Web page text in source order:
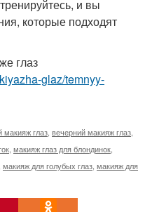
и вы
которые подходят
глаз
glaz/temnyy-
макияж глаз вечерний макияж глаз
макияж глаз для блондинок
макияж для голубых глаз макияж для